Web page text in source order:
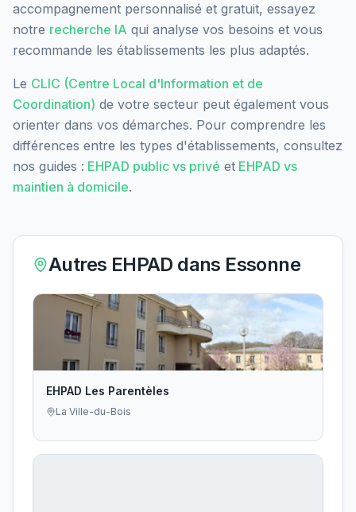
accompagnement personnalisé et gratuit, essayez
notre recherche IA qui analyse vos besoins et vous
recommande les établissements les plus adaptés.
Le CLIC (Centre Local d'Information et de
Coordination) de votre secteur peut également vous
orienter dans vos démarches. Pour comprendre les
différences entre les types d'établissements, consultez
nos guides : EHPAD public vs privé et EHPAD vs
maintien à domicile.
Autres EHPAD dans Essonne
EHPAD Les Parentèles
La Ville-du-Bois